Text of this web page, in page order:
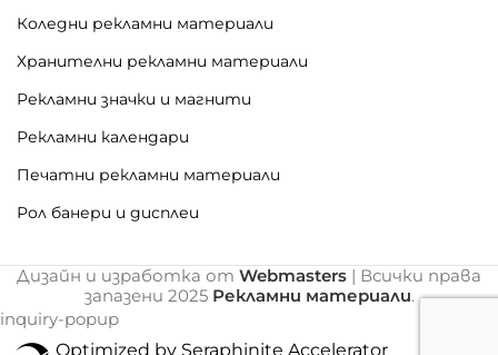
Коледни рекламни материали
Хранителни рекламни материали
Рекламни значки и магнити
Рекламни календари
Печатни рекламни материали
Рол банери и дисплеи
Дизайн и изработка от Webmasters | Всички права
запазени 2025 Рекламни материали.
inquiry-popup
Optimized by Seraphinite Accelerator